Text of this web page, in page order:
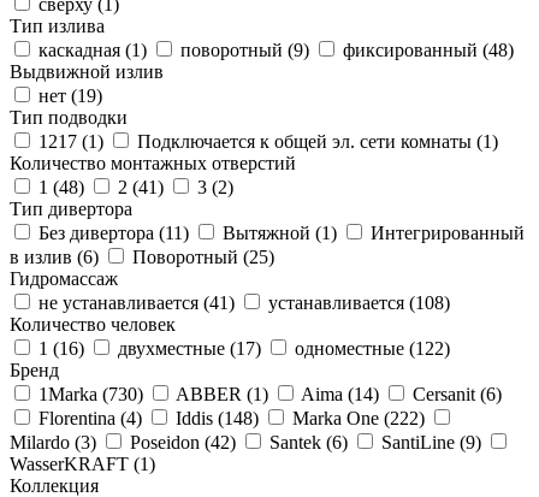
Тип излива
каскадная (1) поворотный (9) фиксированный (48)
Выдвижной излив
нет (19)
Тип подводки
1217 (1) Подключается к общей эл. сети комнаты (1)
Количество монтажных отверстий
1 (48) 2 (41) 3 (2)
Тип дивертора
Без дивертора (11) Вытяжной (1)
Интегрированный
в излив (6) Поворотный (25)
Гидромассаж
не устанавливается (41) устанавливается (108)
Количество человек
1 (16) двухместные (17) одноместные (122)
Бренд
1Marka (730) ABBER (1) Aima (14) Cersanit (6)
Florentina (4) Iddis (148) Marka One (222)
Milardo (3) Poseidon (42) Santek (6) SantiLine (9)
WasserKRAFT (1)
Коллекция